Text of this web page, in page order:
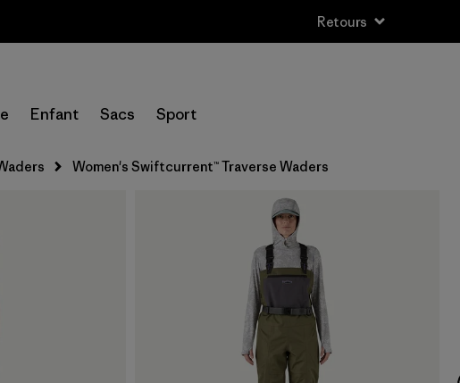
Retours
Enfant Sacs Sport
Women's Swiftcurrent™ Traverse Waders